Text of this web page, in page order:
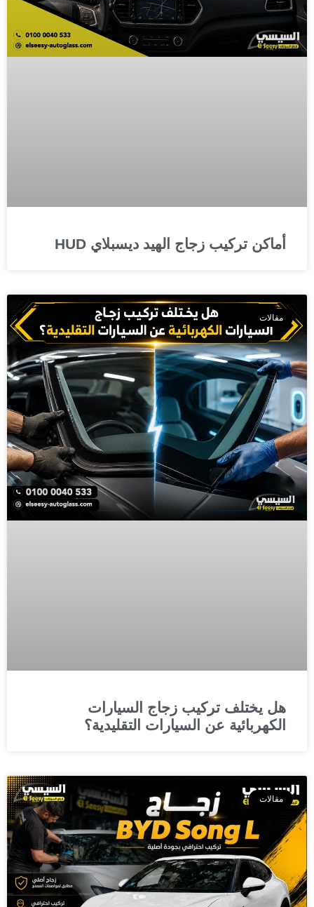
أماكن تركيب زجاج الهيد ديسبلاي HUD
مقالات
هل يختلف تركيب زجاج السيارات
الكهربائية عن السيارات التقليدية؟
مقالات